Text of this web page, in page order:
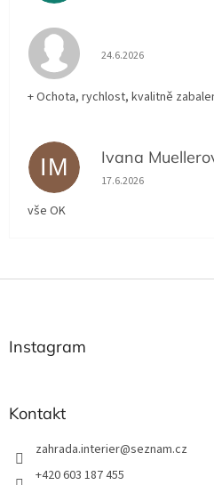
Hodnocení obchodu
24.6.2026
+ Ochota, rychlost, kvalitně
IM Ivana
Hodnocení obchodu
17.6.2026
vše OK
Z
Instagram
Kontakt
zahrada.interier@seznam.cz
+420 603 187 455